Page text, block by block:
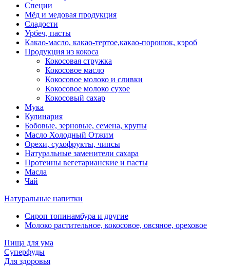
Специи
Мёд и медовая продукция
Сладости
Урбеч, пасты
Какао-масло, какао-тертое,какао-порошок, кэроб
Продукция из кокоса
Кокосовая стружка
Кокосовое масло
Кокосовое молоко и сливки
Кокосовое молоко сухое
Кокосовый сахар
Мука
Кулинария
Бобовые, зерновые, семена, крупы
Масло Холодный Отжим
Орехи, сухофрукты, чипсы
Натуральные заменители сахара
Протеины вегетарианские и пасты
Масла
Чай
Натуральные напитки
Сироп топинамбура и другие
Молоко растительное, кокосовое, овсяное, ореховое
Пища для ума
Суперфуды
Для здоровья